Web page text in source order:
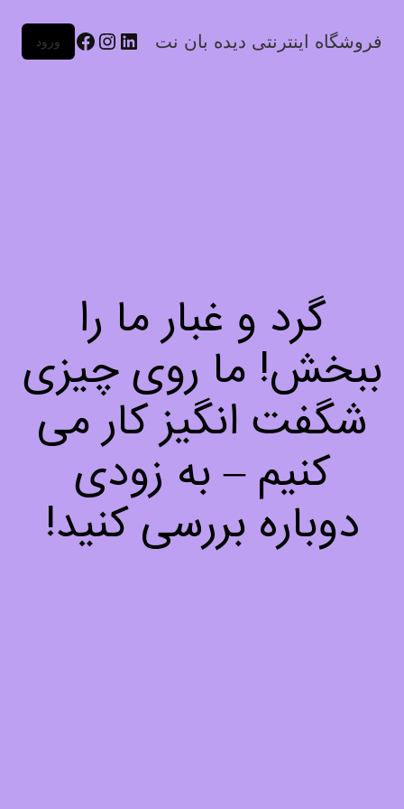
فروشگاه اینترنتی دیده بان نت ورود
گرد و غبار ما را
ببخش! ما روی چیزی
شگفت انگیز کار می
کنیم – به زودی
دوباره بررسی کنید!